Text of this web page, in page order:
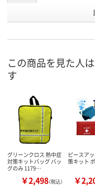
カゴへ
この商品を見た人
す
グリーンクロス 熱中症
対策キットバッグ バッ
グのみ 1179…
￥2,498（税込）
ピースア
策キット
￥